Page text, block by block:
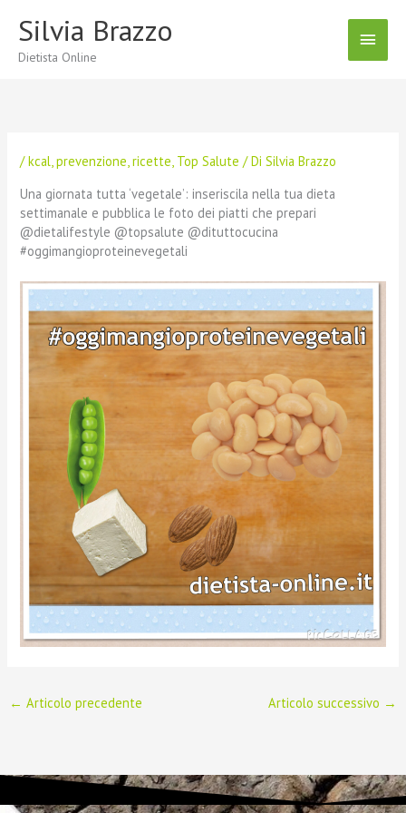
contenuto
Silvia Brazzo
Dietista Online
Menu
/kcal,prevenzione,ricette, Top Salute / DiSilvia Brazzo
Una giornata tutta ‘vegetale’: inseriscila nella tua dieta
settimanale e pubblica le foto dei piatti che prepari
@dietalifestyle @topsalute @dituttocucina
#oggimangioproteinevegetali
← Articolo precedente Articolo successivo →